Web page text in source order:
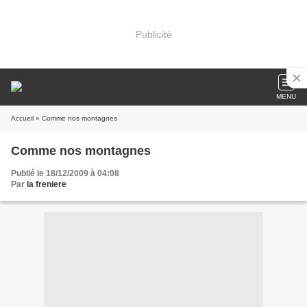
Publicité
MENU
Accueil » Comme nos montagnes
Comme nos montagnes
Publié le 18/12/2009 à 04:08
Par la freniere